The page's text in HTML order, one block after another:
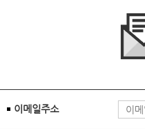
이메일주소